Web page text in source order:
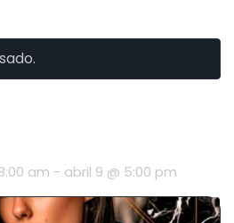
am - abril 9 @ 5:00 pm